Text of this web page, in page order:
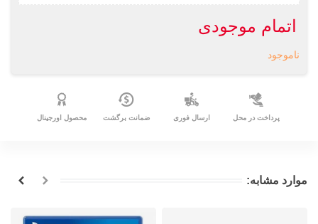
اتمام موجودی
ناموجود
پرداخت در محل ارسال فوری ضمانت برگشت محصول اورجینال
موارد مشابه: